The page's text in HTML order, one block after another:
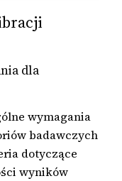
dla
wymagania
badawczych
dotyczące
wyników